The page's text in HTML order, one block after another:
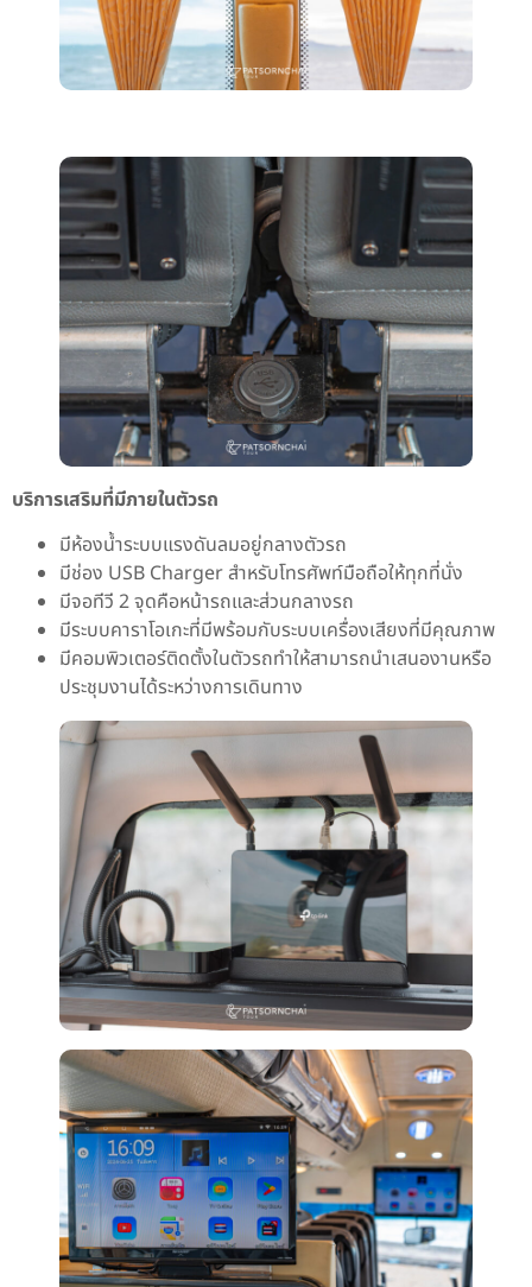
บริการเสริมที่มีภายในตัวรถ
มีห้องน้ำระบบแรงดันลมอยู่กลางตัวรถ
มีช่อง USB Charger สำหรับโทรศัพท์มือถือให้ทุกที่นั่ง
มีจอทีวี 2 จุดคือหน้ารถและส่วนกลางรถ
มีระบบคาราโอเกะที่มีพร้อมกับระบบเครื่องเสียงที่มีคุณภาพ
มีคอมพิวเตอร์ติดตั้งในตัวรถทำให้สามารถนำเสนองานหรือ
ประชุมงานได้ระหว่างการเดินทาง